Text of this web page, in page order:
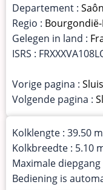
Departement :
Regio :
Gelegen in land :
ISRS :
Vorige pagina :
Volgende pagina :
Kolklengte : 39.50
Kolkbreedte : 5.10
Maximale
Bediening is